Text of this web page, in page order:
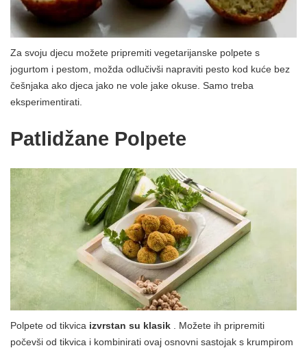
Za svoju djecu možete pripremiti vegetarijanske polpete s
jogurtom i pestom, možda odlučivši napraviti pesto kod kuće bez
češnjaka ako djeca jako ne vole jake okuse. Samo treba
eksperimentirati.
Patlidžane Polpete
Polpete od tikvica izvrstan su klasik . Možete ih pripremiti
počevši od tikvica i kombinirati ovaj osnovni sastojak s krumpirom